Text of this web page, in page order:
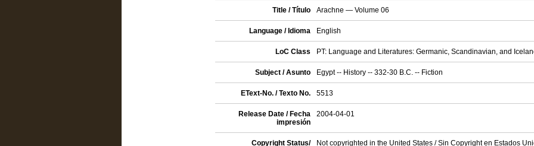
Title / Título Arachne — Volume 06
Language / Idioma English
LoC Class PT: Language and Literatures: Germanic, Scandinavian, and
Subject / Asunto Egypt -- History -- 332-30 B.C. -- Fiction
EText-No. / Texto No. 5513
Release Date / Fecha
impresión
2004-04-01
Copyright Status/
Not copyrighted in the United States / Sin Copyright en Estados